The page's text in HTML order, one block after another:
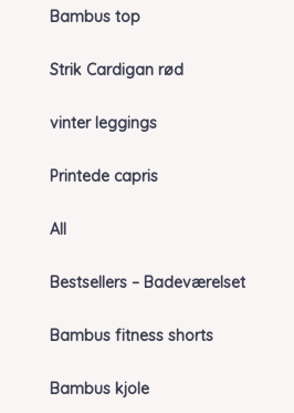
Bambus top
Strik Cardigan rød
vinter leggings
Printede capris
All
Bestsellers – Badeværelset
Bambus fitness shorts
Bambus kjole